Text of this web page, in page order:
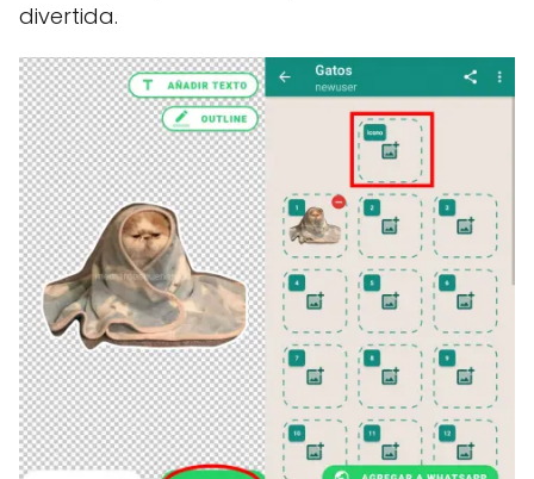
divertida.